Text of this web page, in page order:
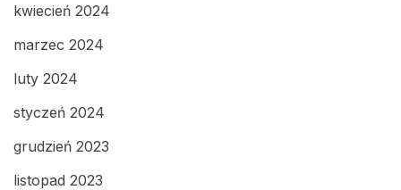
kwiecień 2024
marzec 2024
luty 2024
styczeń 2024
grudzień 2023
listopad 2023